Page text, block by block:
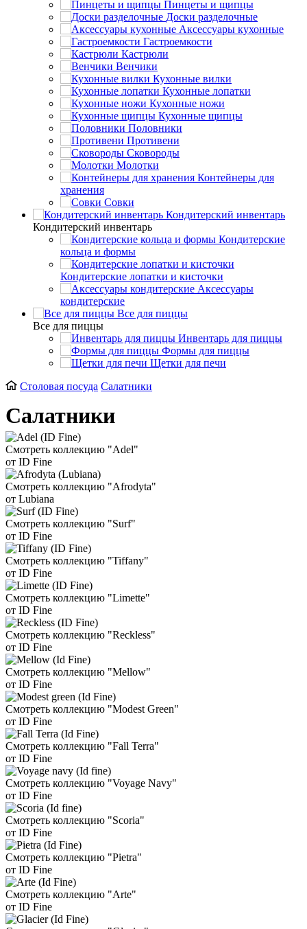
Пинцеты и щипцы
Доски разделочные
Аксессуары кухонные
Гастроемкости
Кастрюли
Венчики
Кухонные вилки
Кухонные лопатки
Кухонные ножи
Кухонные щипцы
Половники
Противени
Сковороды
Молотки
Контейнеры для
хранения
Совки
Кондитерский инвентарь
Кондитерский инвентарь
Кондитерские
кольца и формы
Кондитерские лопатки и кисточки
Аксессуары
кондитерские
Все для пиццы
Все для пиццы
Инвентарь для пиццы
Формы для пиццы
Щетки для печи
Столовая посуда Салатники
Салатники
Смотреть коллекцию "Adel"
от ID Fine
Смотреть коллекцию "Afrodyta"
от Lubiana
Смотреть коллекцию "Surf"
от ID Fine
Смотреть коллекцию "Tiffany"
от ID Fine
Смотреть коллекцию "Limette"
от ID Fine
Смотреть коллекцию "Reckless"
от ID Fine
Смотреть коллекцию "Mellow"
от ID Fine
Смотреть коллекцию "Modest Green"
от ID Fine
Смотреть коллекцию "Fall Terra"
от ID Fine
Смотреть коллекцию "Voyage Navy"
от ID Fine
Смотреть коллекцию "Scoria"
от ID Fine
Смотреть коллекцию "Pietra"
от ID Fine
Смотреть коллекцию "Arte"
от ID Fine